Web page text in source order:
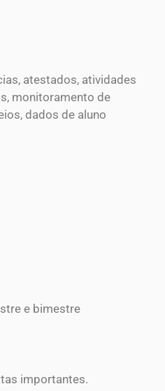
atestados, atividades
monitoramento de
dados de aluno
e bimestre
importantes.